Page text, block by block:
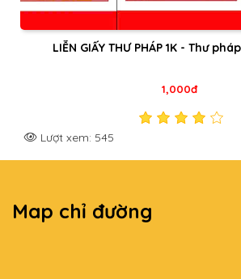
Giấy viết thư pháp đẹp
1,000đ
Lượt xem: 9406
Map chỉ đường